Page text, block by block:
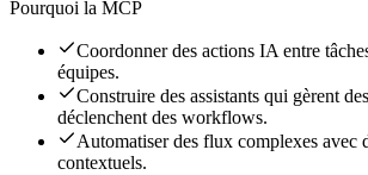
Pourquoi la MCP
Coordonner des actions IA entre
équipes.
Construire des assistants qui gèrent
déclenchent des workflows.
Automatiser des flux complexes avec
contextuels.